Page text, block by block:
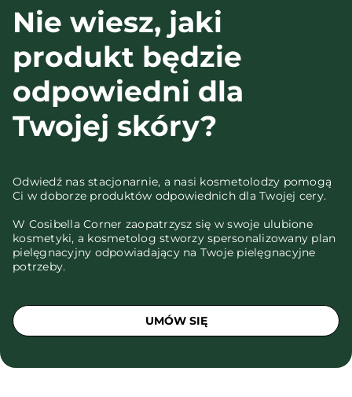
Nie wiesz, jaki
produkt będzie
odpowiedni dla
Twojej skóry?
Odwiedź nas stacjonarnie, a nasi kosmetolodzy pomogą
Ci w doborze produktów odpowiednich dla Twojej cery.
W Cosibella Corner zaopatrzysz się w swoje ulubione
kosmetyki, a kosmetolog stworzy spersonalizowany plan
pielęgnacyjny odpowiadający na Twoje pielęgnacyjne
potrzeby.
UMÓW SIĘ